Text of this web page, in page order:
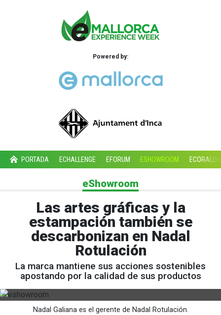
Powered by:
PORTADA ECHALLENGE EFORUM ESHOWROOM
eShowroom
Las artes gráficas y la
estampación también se
descarbonizan en Nadal
Rotulación
La marca mantiene sus acciones sostenibles
apostando por la calidad de sus productos
Nadal Galiana es el gerente de Nadal Rotulación.